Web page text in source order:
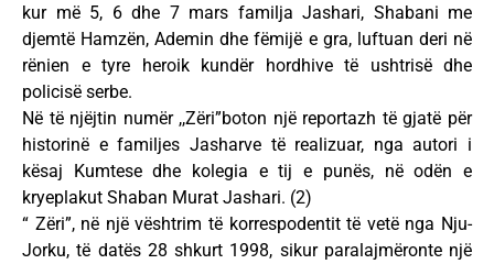
kur më 5, 6 dhe 7 mars familja Jashari, Shabani me
djemtë Hamzën, Ademin dhe fëmijë e gra, luftuan deri në
rënien e tyre heroik kundër hordhive të ushtrisë dhe
policisë serbe.
Në të njëjtin numër ,,Zëri”boton një reportazh të gjatë për
historinë e familjes Jasharve të realizuar, nga autori i
kësaj Kumtese dhe kolegia e tij e punës, në odën e
kryeplakut Shaban Murat Jashari. (2)
“ Zëri”, në një vështrim të korrespodentit të vetë nga Nju-
Jorku, të datës 28 shkurt 1998, sikur paralajmëronte një